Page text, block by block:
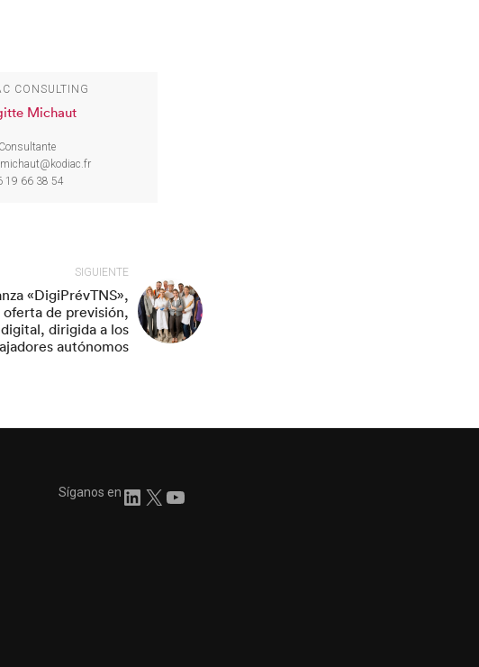
CONSULTING
Michaut
Consultante
19 66 38 54
SIGUIENTE
«DigiPrévTNS»,
oferta de previsión,
dirigida a los
autónomos
Síganos en